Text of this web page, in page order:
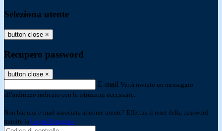
Seleziona utente
button close ×
Recupero password
button close ×
E-mail Verrà inviato un messaggio
all'indirizzo indicato con le istruzioni necessarie.
Non hai una e-mail associata al nome utente? Effettua il reset della password
tramite la Login Spaggiari